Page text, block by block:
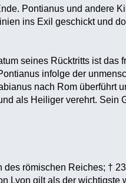
Pontianus und andere
ins Exil geschickt und
seines Rücktritts ist das
infolge der
nach Rom überführt
als Heiliger verehrt. Sein
römischen Reiches; †
Lyon gilt als der wichtigste